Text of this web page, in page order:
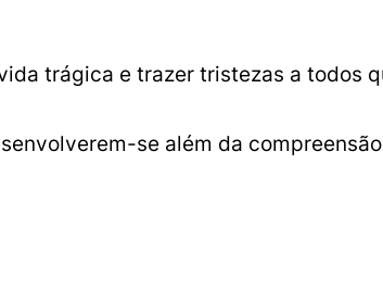
trágica e trazer tristezas a todos
se além da